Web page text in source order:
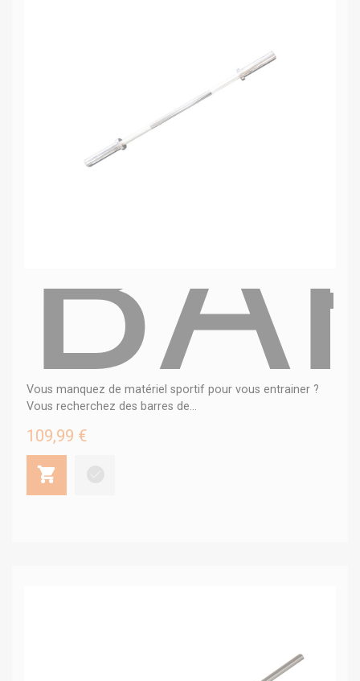
Vous manquez de matériel sportif pour vous entrainer ?
Vous recherchez des barres de...
109,99 €